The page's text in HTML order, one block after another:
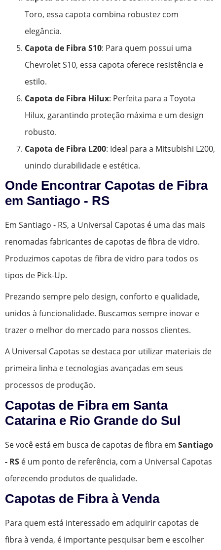
Toro, essa capota combina robustez com
elegância.
Capota de Fibra S10: Para quem possui uma
Chevrolet S10, essa capota oferece resistência e
estilo.
Capota de Fibra Hilux: Perfeita para a Toyota
Hilux, garantindo proteção máxima e um design
robusto.
Capota de Fibra L200: Ideal para a Mitsubishi L200,
unindo durabilidade e estética.
Onde Encontrar Capotas de Fibra
em Santiago - RS
Em Santiago - RS, a Universal Capotas é uma das mais
renomadas fabricantes de capotas de fibra de vidro.
Produzimos capotas de fibra de vidro para todos os
tipos de Pick-Up.
Prezando sempre pelo design, conforto e qualidade,
unidos à funcionalidade. Buscamos sempre inovar e
trazer o melhor do mercado para nossos clientes.
A Universal Capotas se destaca por utilizar materiais de
primeira linha e tecnologias avançadas em seus
processos de produção.
Capotas de Fibra em Santa
Catarina e Rio Grande do Sul
Se você está em busca de capotas de fibra em Santiago
- RS é um ponto de referência, com a Universal Capotas
oferecendo produtos de qualidade.
Capotas de Fibra à Venda
Para quem está interessado em adquirir capotas de
fibra à venda, é importante pesquisar bem e escolher